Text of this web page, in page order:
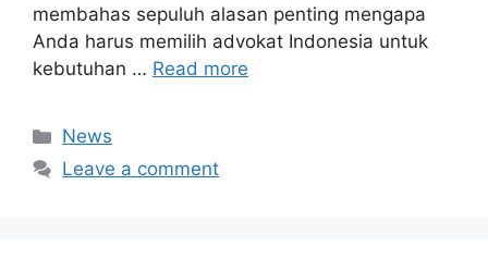
membahas sepuluh alasan penting mengapa
Anda harus memilih advokat Indonesia untuk
kebutuhan … Read more
Categories
News
Leave a comment